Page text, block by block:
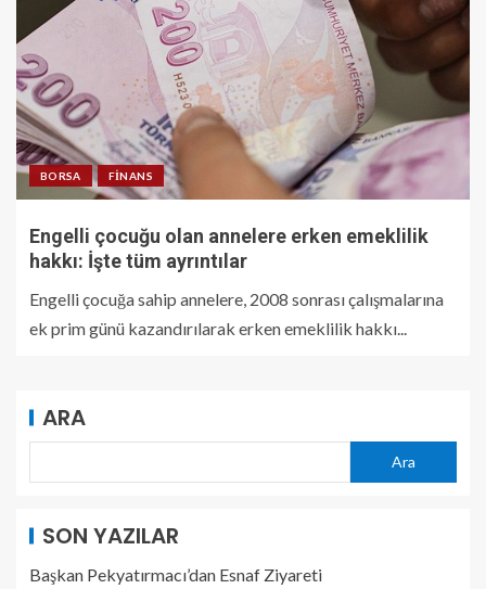
BORSA FINANS
Engelli çocuğu olan annelere erken emeklilik
hakkı: İşte tüm ayrıntılar
Engelli çocuğa sahip annelere, 2008 sonrası çalışmalarına
ek prim günü kazandırılarak erken emeklilik hakkı...
ARA
Ara
SON YAZILAR
Başkan Pekyatırmacı’dan Esnaf Ziyareti